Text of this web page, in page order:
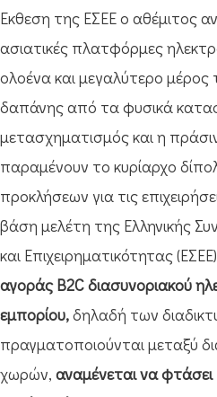
Έκθεση της ΕΣΕΕ ο αθέμιτος
ασιατικές πλατφόρμες
ολοένα και μεγαλύτερο
δαπάνης από τα φυσικά
μετασχηματισμός και η
παραμένουν το κυρίαρχο
προκλήσεων για τις
βάση μελέτη της Ελληνικής
και Επιχειρηματικότητας
αγοράς B2C διασυνοριακού
εμπορίου,δηλαδή των
πραγματοποιούνται μεταξύ
χωρών, αναμένεται να